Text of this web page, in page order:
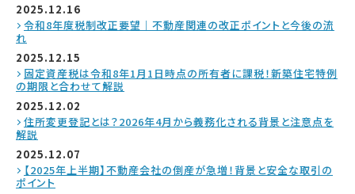
2025.12.16
令和8年度税制改正要望｜不動産関連の改正ポイントと今後の流
れ
2025.12.15
固定資産税は令和8年1月1日時点の所有者に課税！新築住宅特例
の期限と合わせて解説
2025.12.02
住所変更登記とは？2026年4月から義務化される背景と注意点を
解説
2025.12.07
【2025年上半期】不動産会社の倒産が急増！背景と安全な取引の
ポイント